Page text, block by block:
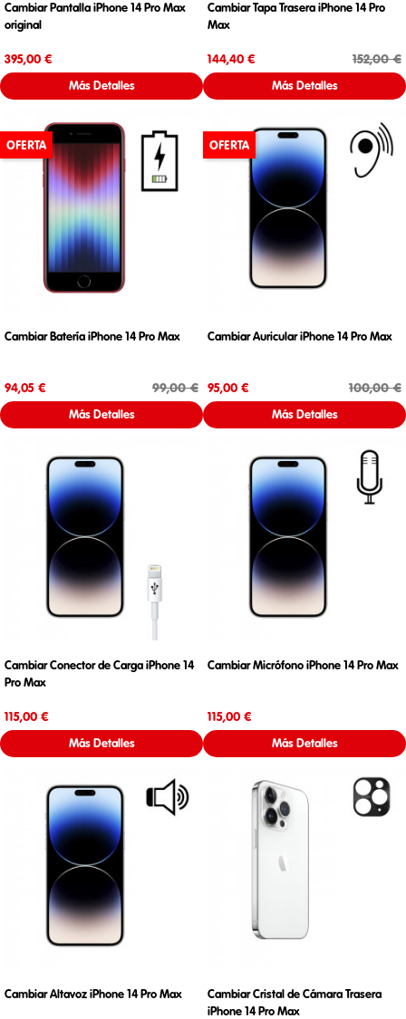
Cambiar Pantalla iPhone 14 Pro Max
original
395,00 €
Más Detalles
Cambiar Tapa Trasera iPhone 14 Pro
Max
144,40 € Precio base
152,00 €
Más Detalles
Cambiar Batería iPhone 14 Pro Max
94,05 € Precio base
99,00 €
Más Detalles
OFERTA
Cambiar Auricular iPhone 14 Pro Max
95,00 € Precio base
100,00 €
Más Detalles
OFERTA
Cambiar Conector de Carga iPhone 14
Pro Max
115,00 €
Más Detalles
Cambiar Micrófono iPhone 14 Pro Max
115,00 €
Más Detalles
Cambiar Altavoz iPhone 14 Pro Max
Cambiar Cristal de Cámara Trasera
iPhone 14 Pro Max